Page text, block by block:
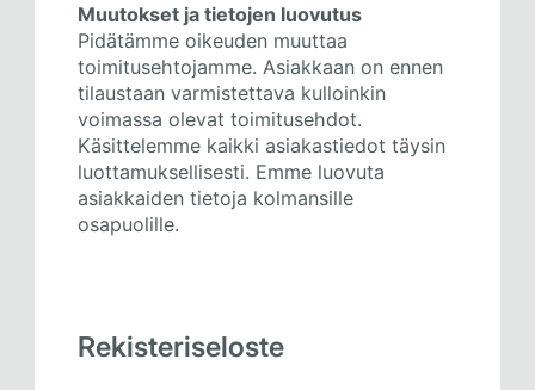
Muutokset ja tietojen luovutus
Pidätämme oikeuden muuttaa
toimitusehtojamme. Asiakkaan on ennen
tilaustaan varmistettava kulloinkin
voimassa olevat toimitusehdot.
Käsittelemme kaikki asiakastiedot täysin
luottamuksellisesti. Emme luovuta
asiakkaiden tietoja kolmansille
osapuolille.
Rekisteriseloste